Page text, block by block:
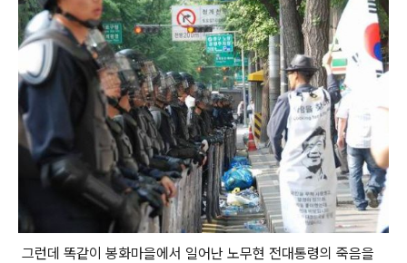
그런데 똑같이 봉화마을에서 일어난 노무현 전대통령의 죽음을